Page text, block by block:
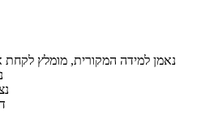
נאמן למידה המקורית, מומלץ